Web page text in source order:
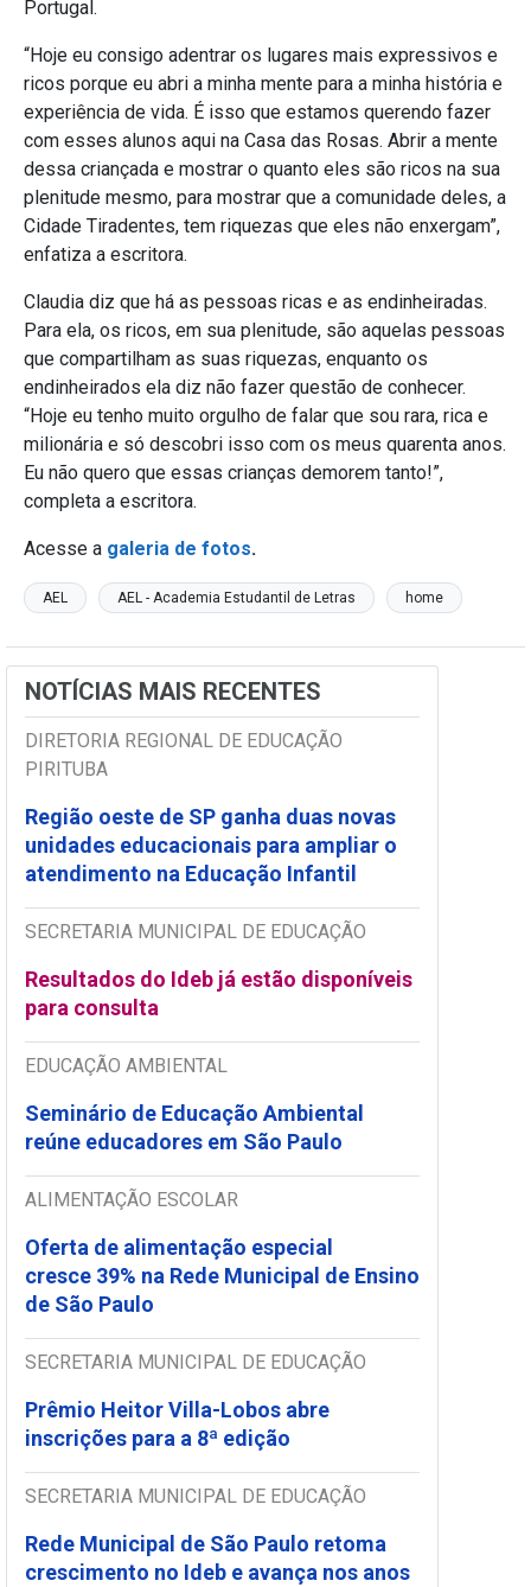
Portugal.
“Hoje eu consigo adentrar os lugares mais expressivos e
ricos porque eu abri a minha mente para a minha história e
experiência de vida. É isso que estamos querendo fazer
com esses alunos aqui na Casa das Rosas. Abrir a mente
dessa criançada e mostrar o quanto eles são ricos na sua
plenitude mesmo, para mostrar que a comunidade deles, a
Cidade Tiradentes, tem riquezas que eles não enxergam”,
enfatiza a escritora.
Claudia diz que há as pessoas ricas e as endinheiradas.
Para ela, os ricos, em sua plenitude, são aquelas pessoas
que compartilham as suas riquezas, enquanto os
endinheirados ela diz não fazer questão de conhecer.
“Hoje eu tenho muito orgulho de falar que sou rara, rica e
milionária e só descobri isso com os meus quarenta anos.
Eu não quero que essas crianças demorem tanto!”,
completa a escritora.
Acesse a galeria de fotos.
AEL AEL - Academia Estudantil de Letras home
NOTÍCIAS MAIS RECENTES
DIRETORIA REGIONAL DE EDUCAÇÃO
PIRITUBA
Região oeste de SP ganha duas novas
unidades educacionais para ampliar o
atendimento na Educação Infantil
SECRETARIA MUNICIPAL DE EDUCAÇÃO
Resultados do Ideb já estão disponíveis
para consulta
EDUCAÇÃO AMBIENTAL
Seminário de Educação Ambiental
reúne educadores em São Paulo
ALIMENTAÇÃO ESCOLAR
Oferta de alimentação especial
cresce 39% na Rede Municipal de Ensino
de São Paulo
SECRETARIA MUNICIPAL DE EDUCAÇÃO
Prêmio Heitor Villa-Lobos abre
inscrições para a 8ª edição
SECRETARIA MUNICIPAL DE EDUCAÇÃO
Rede Municipal de São Paulo retoma
crescimento no Ideb e avança nos anos